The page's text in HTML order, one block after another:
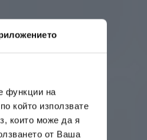
функции на
който използвате
които може да я
от Ваша